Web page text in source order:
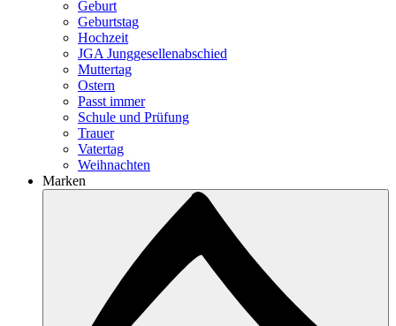
Geburt
Geburtstag
Hochzeit
JGA Junggesellenabschied
Muttertag
Ostern
Passt immer
Schule und Prüfung
Trauer
Vatertag
Weihnachten
Marken